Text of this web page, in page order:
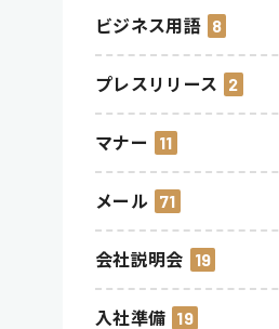
ビジネス用語 8
プレスリリース 2
マナー 11
メール 71
会社説明会 19
入社準備 19